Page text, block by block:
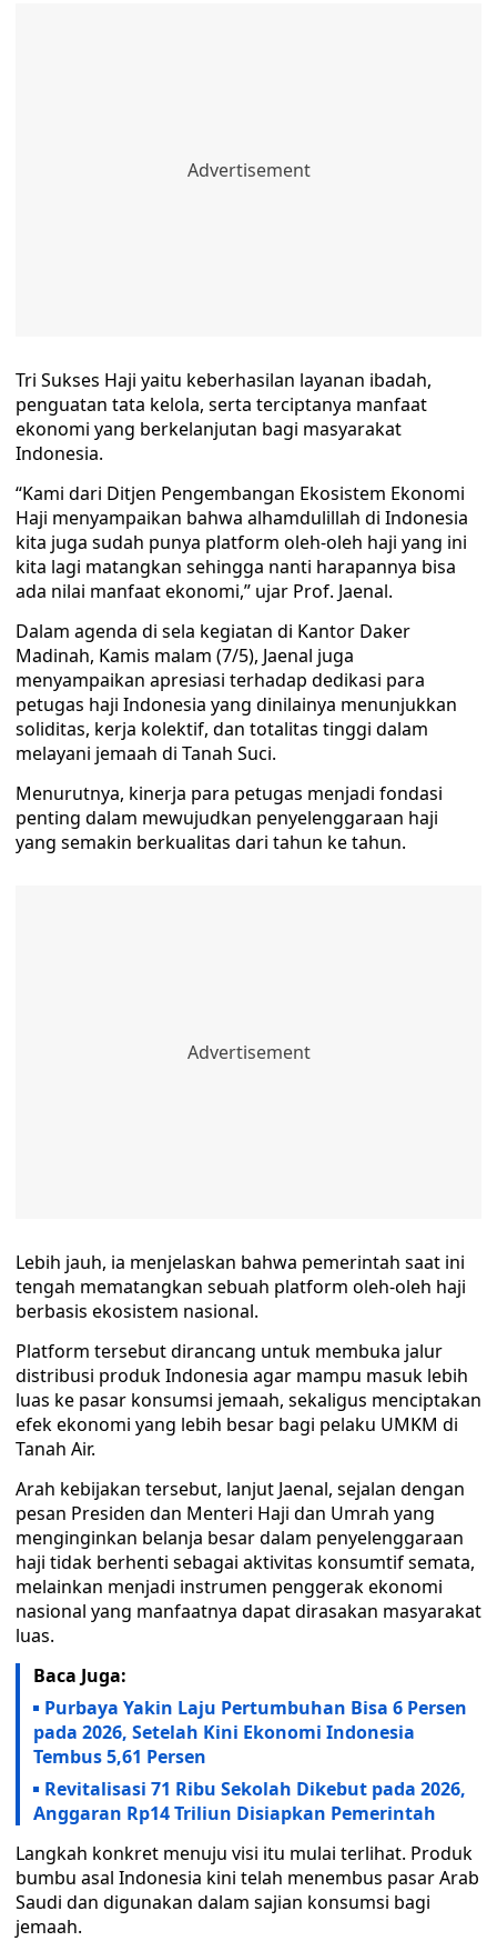
Tri Sukses Haji yaitu keberhasilan layanan ibadah,
penguatan tata kelola, serta terciptanya manfaat
ekonomi yang berkelanjutan bagi masyarakat
Indonesia.
“Kami dari Ditjen Pengembangan Ekosistem Ekonomi
Haji menyampaikan bahwa alhamdulillah di Indonesia
kita juga sudah punya platform oleh-oleh haji yang ini
kita lagi matangkan sehingga nanti harapannya bisa
ada nilai manfaat ekonomi,” ujar Prof. Jaenal.
Dalam agenda di sela kegiatan di Kantor Daker
Madinah, Kamis malam (7/5), Jaenal juga
menyampaikan apresiasi terhadap dedikasi para
petugas haji Indonesia yang dinilainya menunjukkan
soliditas, kerja kolektif, dan totalitas tinggi dalam
melayani jemaah di Tanah Suci.
Menurutnya, kinerja para petugas menjadi fondasi
penting dalam mewujudkan penyelenggaraan haji
yang semakin berkualitas dari tahun ke tahun.
Lebih jauh, ia menjelaskan bahwa pemerintah saat ini
tengah mematangkan sebuah platform oleh-oleh haji
berbasis ekosistem nasional.
Platform tersebut dirancang untuk membuka jalur
distribusi produk Indonesia agar mampu masuk lebih
luas ke pasar konsumsi jemaah, sekaligus menciptakan
efek ekonomi yang lebih besar bagi pelaku UMKM di
Tanah Air.
Arah kebijakan tersebut, lanjut Jaenal, sejalan dengan
pesan Presiden dan Menteri Haji dan Umrah yang
menginginkan belanja besar dalam penyelenggaraan
haji tidak berhenti sebagai aktivitas konsumtif semata,
melainkan menjadi instrumen penggerak ekonomi
nasional yang manfaatnya dapat dirasakan masyarakat
luas.
Baca Juga:
Purbaya Yakin Laju Pertumbuhan Bisa 6 Persen
pada 2026, Setelah Kini Ekonomi Indonesia
Tembus 5,61 Persen
Revitalisasi 71 Ribu Sekolah Dikebut pada 2026,
Anggaran Rp14 Triliun Disiapkan Pemerintah
Langkah konkret menuju visi itu mulai terlihat. Produk
bumbu asal Indonesia kini telah menembus pasar Arab
Saudi dan digunakan dalam sajian konsumsi bagi
jemaah.